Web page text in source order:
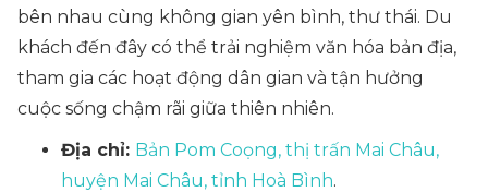
bên nhau cùng không gian yên bình, thư thái. Du
khách đến đây có thể trải nghiệm văn hóa bản địa,
tham gia các hoạt động dân gian và tận hưởng
cuộc sống chậm rãi giữa thiên nhiên.
Địa chỉ: Bản Pom Coọng, thị trấn Mai Châu,
huyện Mai Châu, tỉnh Hoà Bình.